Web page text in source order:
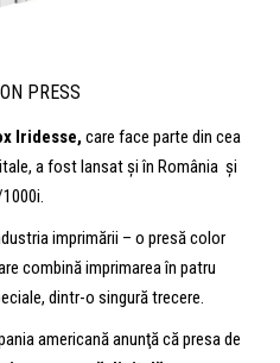
PRESS
Iridesse, care face parte din cea
a fost lansat şi în România şi
imprimării – o presă color
combină imprimarea în patru
dintr-o singură trecere.
americană anunţă că presa de